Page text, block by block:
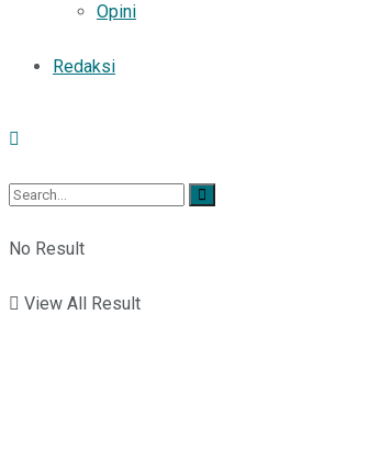
Opini
Redaksi
No Result
View All Result